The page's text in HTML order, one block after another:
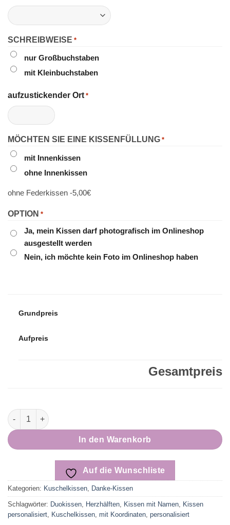
SCHREIBWEISE *
nur Großbuchstaben
mit Kleinbuchstaben
aufzustickender Ort *
MÖCHTEN SIE EINE KISSENFÜLLUNG *
mit Innenkissen
ohne Innenkissen
ohne Federkissen -5,00€
OPTION *
Ja, mein Kissen darf photografisch im Onlineshop
ausgestellt werden
Nein, ich möchte kein Foto im Onlineshop haben
Grundpreis
Aufpreis
Gesamtpreis
Dankekissen für das Kindergarten-Team SCHMETTERLINGE
In den Warenkorb
Auf die Wunschliste
Kategorien: Kuschelkissen Danke-Kissen
Schlagwörter: Duokissen Herzhälften Kissen mit Namen
Kissen
personalisiert
Kuschelkissen mit Koordinaten personalisiert